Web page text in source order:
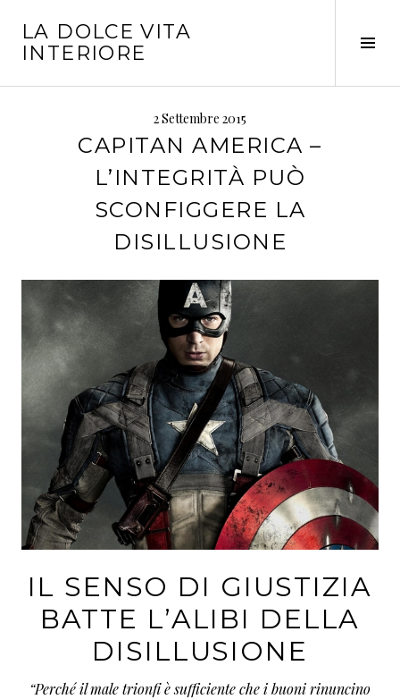
contenuto
LA DOLCE VITA
INTERIORE
2 Settembre 2015
CAPITAN AMERICA –
L’INTEGRITÀ PUÒ
SCONFIGGERE LA
DISILLUSIONE
IL SENSO DI GIUSTIZIA
BATTE L’ALIBI DELLA
DISILLUSIONE
“Perché il male trionfi è sufficiente che i buoni rinuncino